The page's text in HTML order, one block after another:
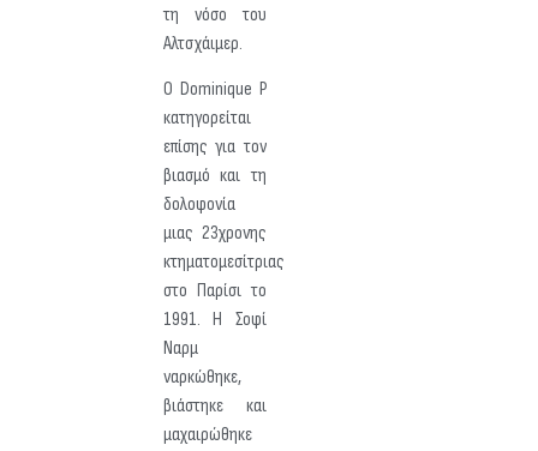
τη νόσο του
Αλτσχάιμερ.
Ο Dominique P
κατηγορείται
επίσης για τον
βιασμό και τη
δολοφονία
μιας 23χρονης
κτηματομεσίτριας
στο Παρίσι το
1991. Η Σοφί
Ναρμ
ναρκώθηκε,
βιάστηκε και
μαχαιρώθηκε